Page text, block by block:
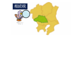
相続税